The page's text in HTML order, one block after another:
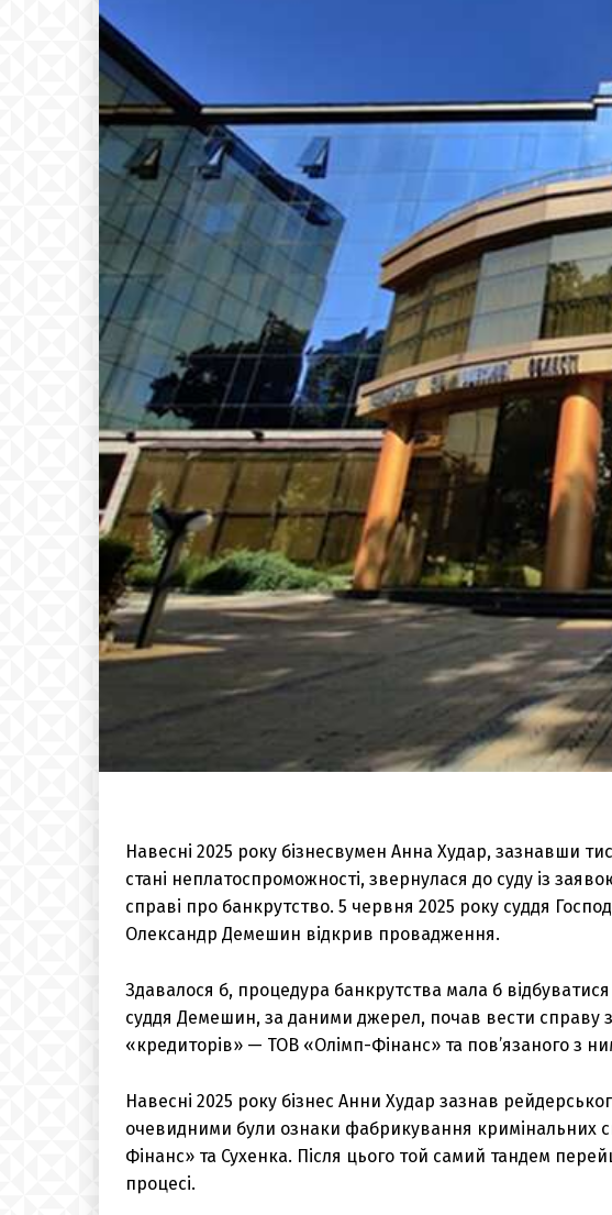
Навесні 2025 року бізнесвумен Анна Худар, зазнавши
стані неплатоспроможності, звернулася до суду із
справі про банкрутство. 5 червня 2025 року суддя
Олександр Демешин відкрив провадження.
Здавалося б, процедура банкрутства мала б
суддя Демешин, за даними джерел, почав вести справу
«кредиторів» — ТОВ «Олімп-Фінанс» та пов’язаного з
Навесні 2025 року бізнес Анни Худар зазнав
очевидними були ознаки фабрикування кримінальних
Фінанс» та Сухенка. Після цього той самий тандем
процесі.